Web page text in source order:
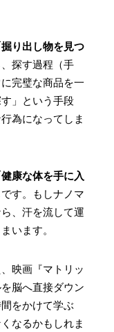
掘り出し物を見つ
探す過程（手
完璧な商品を一
」という手段
為になってしま
健康な体を手に入
す。もしナノマ
、汗を流して運
います。
映画『マトリッ
脳へ直接ダウン
をかけて学ぶ
なるかもしれま